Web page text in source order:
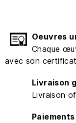
Oeuvres
Chaque
avec son
Livraison
Livraison